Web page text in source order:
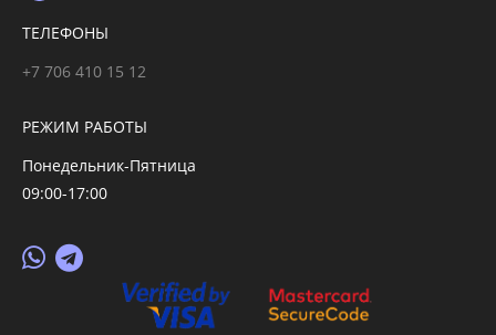
ТЕЛЕФОНЫ
+7 706 410 15 12
РЕЖИМ РАБОТЫ
Понедельник-Пятница
09:00-17:00